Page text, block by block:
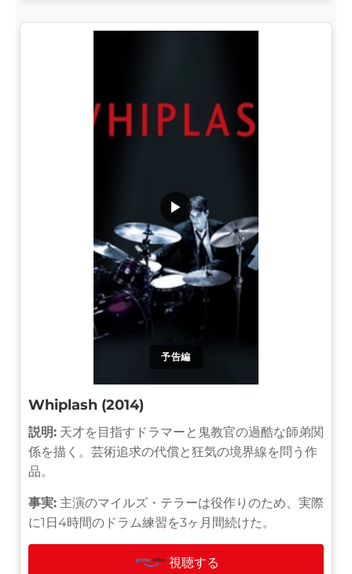
予告編
▶
Whiplash (2014)
説明: 天才を目指すドラマーと鬼教官の過酷な師弟関
係を描く。芸術追求の代償と狂気の境界線を問う作
品。
事実: 主演のマイルズ・テラーは役作りのため、実際
に1日4時間のドラム練習を3ヶ月間続けた。
視聴する